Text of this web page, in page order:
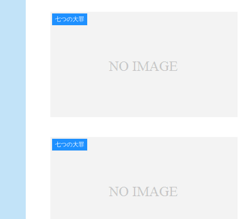
七つの大罪
七つの大罪